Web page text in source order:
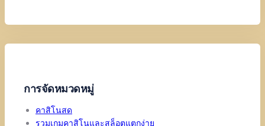
การจัดหมวดหมู่
คาสิโนสด
รวมเกมคาสิโนและสล็อตแตกง่าย